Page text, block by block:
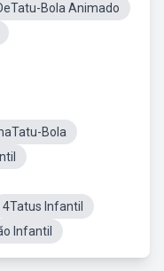
Bola Animado
Bola
4Tatus Infantil
Infantil